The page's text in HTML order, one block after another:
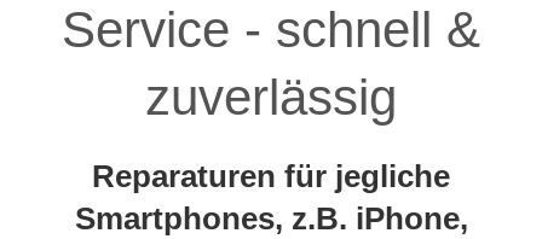
Service - schnell &
zuverlässig
Reparaturen für jegliche
Smartphones, z.B. iPhone,